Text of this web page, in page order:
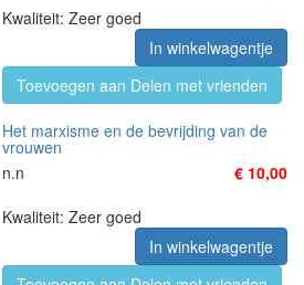
Kwaliteit: Zeer goed
In winkelwagentje
Toevoegen aan Delen met vrienden
Het marxisme en de bevrijding van de
vrouwen
n.n
€ 10,00
Kwaliteit: Zeer goed
In winkelwagentje